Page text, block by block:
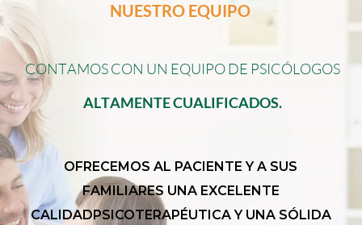
NUESTRO EQUIPO
CONTAMOSCON UN EQUIPODE PSICÓL OGOS
ALTAMENTECUALIFICADOS.
OFRECEMOS AL PACIENTE Y A SUS
FAMILIARES UNA EXCELENTE
CALIDADPSICOTERAPÉUTICA Y UNA SÓLIDA